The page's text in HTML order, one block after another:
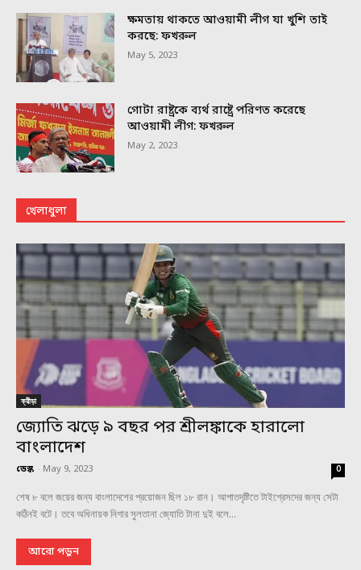
ক্ষমতায় থাকতে আওয়ামী লীগ যা খুশি তাই
করছে: ফখরুল
May 5, 2023
গোটা রাষ্ট্রকে ব্যর্থ রাষ্ট্রে পরিণত করেছে
আওয়ামী লীগ: ফখরুল
May 2, 2023
খেলাধুলা
ক্রীড়া
জ্যোতি ঝড়ে ৯ বছর পর শ্রীলঙ্কাকে হারালো
বাংলাদেশ
ডেস্ক - May 9, 2023 0
শেষ ৮ বলে জয়ের জন্য বাংলাদেশের প্রয়োজন ছিল ১৮ রান। আপাতদৃষ্টিতে টাইগ্রেসদের জন্য সেটা
কঠিনই বটে। তবে অধিনায়ক নিগার সুলতানা জ্যোতি টানা দুই বলে...
আরো পড়ুন